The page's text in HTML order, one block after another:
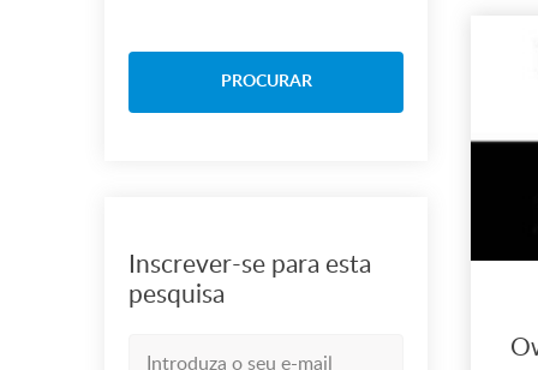
PROCURAR
Inscrever-se para esta
pesquisa